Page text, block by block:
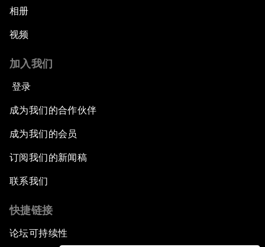
相册
视频
加入我们
登录
成为我们的合作伙伴
成为我们的会员
订阅我们的新闻稿
联系我们
快捷链接
论坛可持续性